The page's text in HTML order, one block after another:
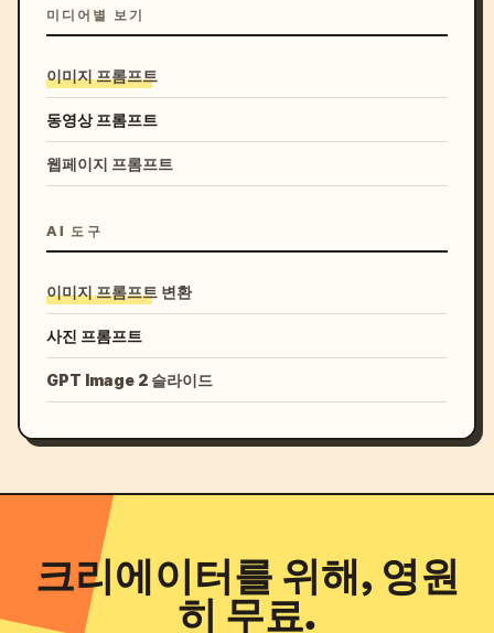
미디어별 보기
이미지 프롬프트
동영상 프롬프트
웹페이지 프롬프트
AI 도구
이미지 프롬프트 변환
사진 프롬프트
GPT Image 2 슬라이드
크리에이터를 위해, 영원
히 무료.